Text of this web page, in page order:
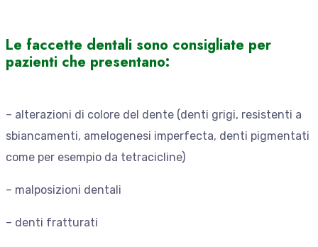
Le faccette dentali sono consigliate per
pazienti che presentano:
– alterazioni di colore del dente (denti grigi, resistenti a
sbiancamenti, amelogenesi imperfecta, denti pigmentati
come per esempio da tetracicline)
– malposizioni dentali
– denti fratturati